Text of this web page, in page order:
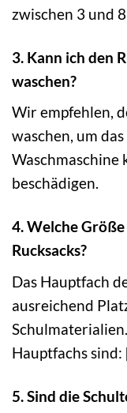
zwischen 3 und
3. Kann ich den
waschen?
Wir empfehlen,
waschen, um
Waschmaschine
beschädigen.
4. Welche
Rucksacks?
Das Hauptfach
ausreichend
Hauptfachs
5. Sind die